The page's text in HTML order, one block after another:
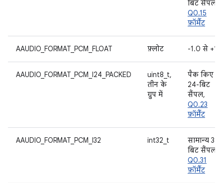
बिट सैंपल,
Q0.15
फ़ॉर्मैट
AAUDIO_FORMAT_PCM_FLOAT फ़्लोट -1.0 से
AAUDIO_FORMAT_PCM_I24_PACKED
uint8_t,
तीन के
ग्रुप में
पैक किए
24-बिट
सैंपल,
Q0.23
फ़ॉर्मैट
AAUDIO_FORMAT_PCM_I32 int32_t
सामान्य 32-
बिट सैंपल,
Q0.31
फ़ॉर्मैट